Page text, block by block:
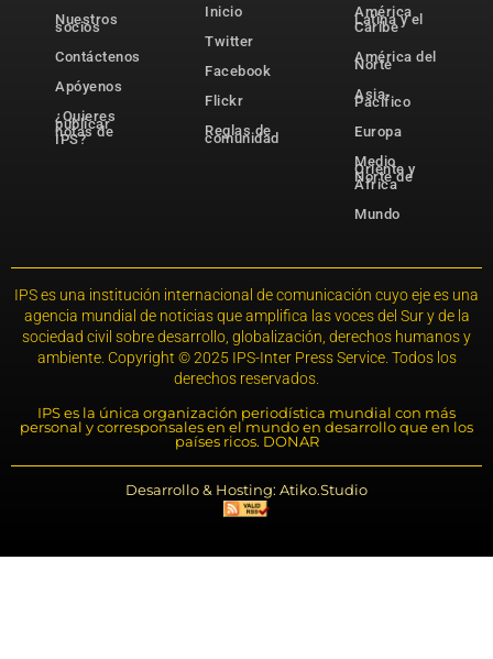
Nuestros
socios
Contáctenos
Apóyenos
¿Quieres
publicar
notas de
IPS?
Inicio
Twitter
Facebook
Flickr
Reglas de
comunidad
América
Latina y el
Caribe
América del
Norte
Asia-
Pacífico
Europa
Medio
Oriente y
Norte de
África
Mundo
IPS es una institución internacional de comunicación cuyo eje es una
agencia mundial de noticias que amplifica las voces del Sur y de la
sociedad civil sobre desarrollo, globalización, derechos humanos y
ambiente. Copyright © 2025 IPS-Inter Press Service. Todos los
derechos reservados.
IPS es la única organización periodística mundial con más
personal y corresponsales en el mundo en desarrollo que en los
países ricos. DONAR
Desarrollo & Hosting: Atiko.Studio